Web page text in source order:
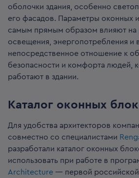
оболочки здания, особенно
его фасадов. Параметры оконных
самым прямым образом влияют
освещения, энергопотребления и
непосредственное отношение к
безопасности и комфорта людей,
работают в здании.
Каталог оконных
Для удобства архитекторов
совместно со специалистами
разработали каталог оконных
использовать при работе в
Architecture — первой российской